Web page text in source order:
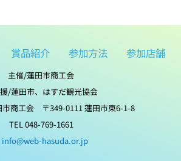
賞品紹介 参加方法 参加店舗
主催/蓮田市商工会
/蓮田市、はすだ観光協会
市商工会 〒349-0111 蓮田市東6-1-8
TEL 048-769-1661
info@web-hasuda.or.jp